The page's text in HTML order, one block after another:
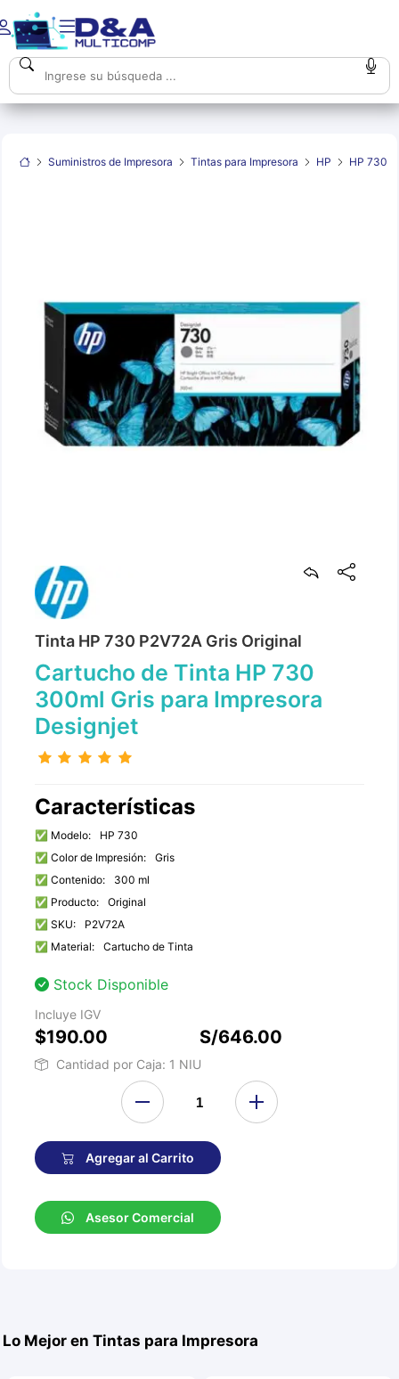
Suministros de Impresora Tintas para Impresora HP HP 730
Tinta HP 730 P2V72A Gris Original
Cartucho de Tinta HP 730
300ml Gris para Impresora
Designjet
Características
✅ Modelo:
HP 730
✅ Color de Impresión:
Gris
✅ Contenido:
300 ml
✅ Producto:
Original
✅ SKU:
P2V72A
✅ Material:
Cartucho de Tinta
Stock Disponible
Incluye IGV
$190.00 S/646.00
Cantidad por Caja: 1 NIU
Agregar al Carrito
Asesor Comercial
Lo Mejor en Tintas para Impresora